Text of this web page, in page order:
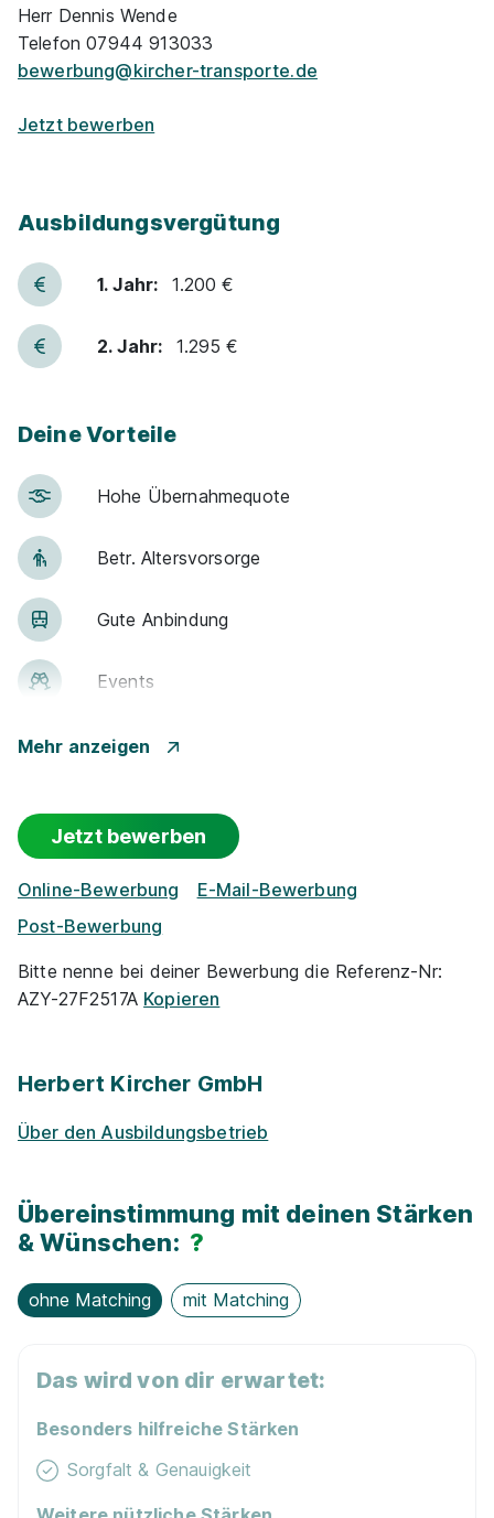
Herr Dennis Wende
Telefon 07944 913033
bewerbung@kircher-transporte.de
Jetzt bewerben
Ausbildungsvergütung
1. Jahr: 1.200 €
2. Jahr: 1.295 €
Deine Vorteile
Hohe Über­nah­me­quote
Betr. Alters­vor­sorge
Gute An­bin­dung
Events
Rabatte
Woh­nungs-Un­ter­stüt­zung
Ge­sund­heits­maß­nah­men
Fahrt­kosten­zu­schuss
Jobfahrrad
Flexible Arbeitszeit
Mehr anzeigen
Jetzt bewerben
Online-Bewerbung
E-Mail-Bewerbung
Post-Bewerbung
Bitte nenne bei deiner Bewerbung die Referenz-Nr:
AZY-27F2517A Kopieren
Herbert Kircher GmbH
Über den Ausbildungsbetrieb
Übereinstimmung mit deinen Stärken
& Wünschen: ?
ohne Matching mit Matching
Das wird von dir erwartet:
Besonders hilfreiche Stärken
Sorgfalt & Genauigkeit